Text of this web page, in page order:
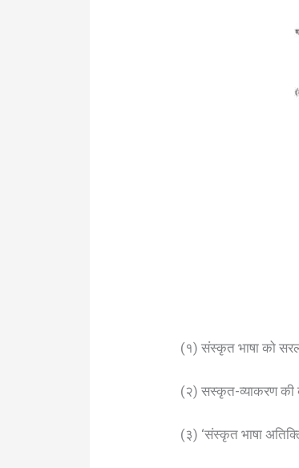
(१) संस्कृत भाषा को
(२) सस्कृत-व्याकरण की
(३) ‘संस्कृत भाषा